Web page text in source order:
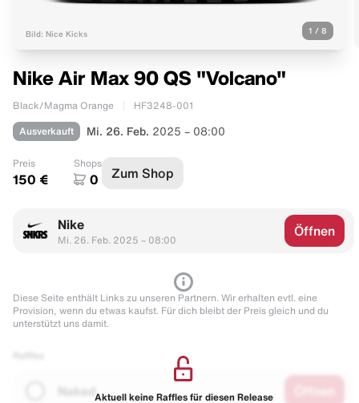
Bild: Nice Kicks 1 / 8
Nike Air Max 90 QS "Volcano"
Black/Magma Orange HF3248-001
Ausverkauft Mi. 26. Feb. 2025 – 08:00
Preis
150 €
Shops
0 Zum Shop
Nike
Mi. 26. Feb. 2025 – 08:00
Öffnen
Diese Seite enthält Links zu unseren Partnern. Wir erhalten evtl. eine
Provision, wenn du etwas kaufst. Für dich bleibt der Preis gleich und du
unterstützt uns damit.
Naked Aktuell keine Raffles für diesen Release